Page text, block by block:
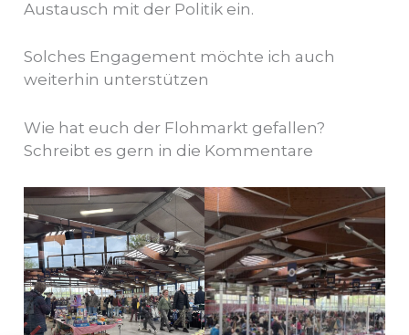
Austausch mit der Politik ein.
Solches Engagement möchte ich auch
weiterhin unterstützen
Wie hat euch der Flohmarkt gefallen?
Schreibt es gern in die Kommentare